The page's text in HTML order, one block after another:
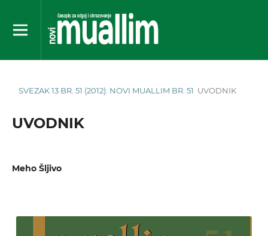
SVEZAK 13 BR. 51 (2012): NOVI MUALLIM BR. 51 UVODNIK
UVODNIK
Meho Šljivo